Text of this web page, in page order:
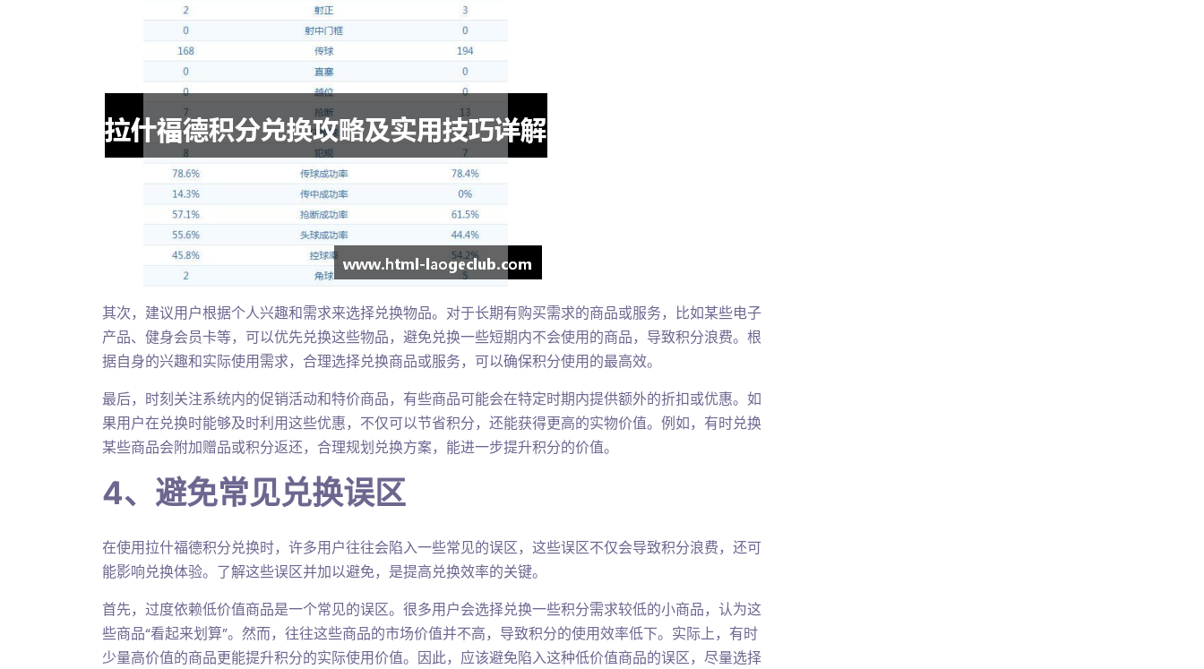
其次，建议用户根据个人兴趣和需求来选择兑换物品。对于长期有购买需求的商品或服务，比如某些电子
产品、健身会员卡等，可以优先兑换这些物品，避免兑换一些短期内不会使用的商品，导致积分浪费。根
据自身的兴趣和实际使用需求，合理选择兑换商品或服务，可以确保积分使用的最高效。
最后，时刻关注系统内的促销活动和特价商品，有些商品可能会在特定时期内提供额外的折扣或优惠。如
果用户在兑换时能够及时利用这些优惠，不仅可以节省积分，还能获得更高的实物价值。例如，有时兑换
某些商品会附加赠品或积分返还，合理规划兑换方案，能进一步提升积分的价值。
4、避免常见兑换误区
在使用拉什福德积分兑换时，许多用户往往会陷入一些常见的误区，这些误区不仅会导致积分浪费，还可
能影响兑换体验。了解这些误区并加以避免，是提高兑换效率的关键。
首先，过度依赖低价值商品是一个常见的误区。很多用户会选择兑换一些积分需求较低的小商品，认为这
些商品“看起来划算”。然而，往往这些商品的市场价值并不高，导致积分的使用效率低下。实际上，有时
少量高价值的商品更能提升积分的实际使用价值。因此，应该避免陷入这种低价值商品的误区，尽量选择